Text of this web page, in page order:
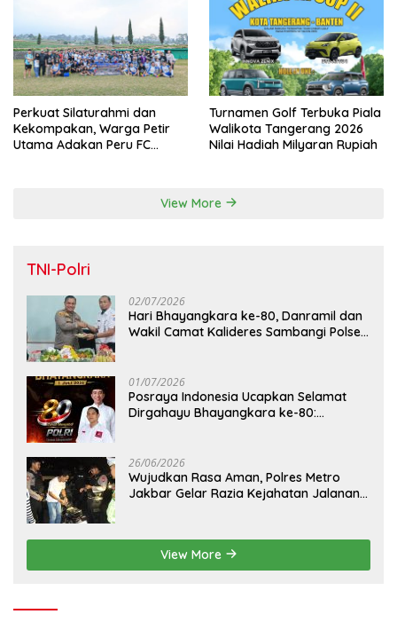
Perkuat Silaturahmi dan
Kekompakan, Warga Petir
Utama Adakan Peru FC
Turnamen Golf Terbuka Piala
Walikota Tangerang 2026
Nilai Hadiah Milyaran Rupiah
View More
TNI-Polri
02/07/2026
Hari Bhayangkara ke-80, Danramil dan
Wakil Camat Kalideres Sambangi Polsek
01/07/2026
Posraya Indonesia Ucapkan Selamat
Dirgahayu Bhayangkara ke-80:
26/06/2026
Wujudkan Rasa Aman, Polres Metro
Jakbar Gelar Razia Kejahatan Jalanan
View More